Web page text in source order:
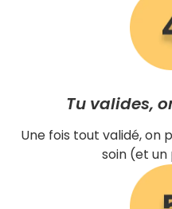
Tu valides,
Une fois tout validé, on
soin (et